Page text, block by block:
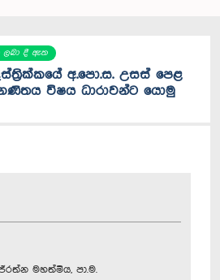
ලබා දී ඇත
දිස්ත්‍රික්කයේ අ.පො.ස. උසස් පෙළ
විෂය ධාරාවන්ට යොමු
මහත්මිය, පා.ම.